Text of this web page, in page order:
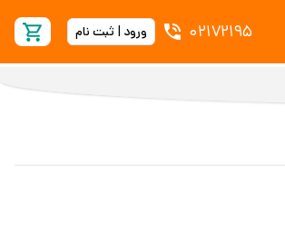
02172195 ورود | ثبت نام